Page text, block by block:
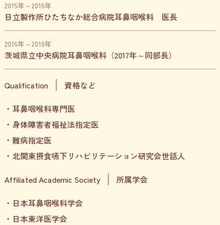
2015年～2016年
日立製作所ひたちなか総合病院耳鼻咽喉科 医長
2016年～2019年
茨城県立中央病院耳鼻咽喉科（2017年～同部長）
Qualification
資格など
耳鼻咽喉科専門医
身体障害者福祉法指定医
難病指定医
北関東摂食嚥下リハビリテーション研究会世話人
Affiliated Academic Society
所属学会
日本耳鼻咽喉科学会
日本東洋医学会